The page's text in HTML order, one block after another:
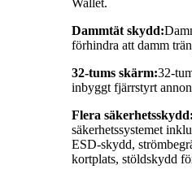
Dammtät skydd:
förhindra att damm
32-tums skärm:32-
inbyggt fjärrstyrt
Flera säkerhetsskydd:
säkerhetssystemet
ESD-skydd,
kortplats, stöldskydd